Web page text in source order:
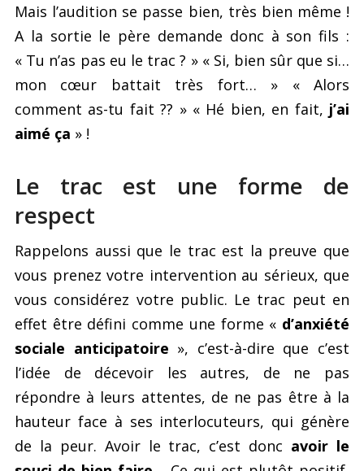
Mais l’audition se passe bien, très bien même !
A la sortie le père demande donc à son fils :
« Tu n’as pas eu le trac ? » « Si, bien sûr que si…
mon cœur battait très fort… » « Alors
comment as-tu fait ?? » « Hé bien, en fait, j’ai
aimé ça » !
Le trac est une forme de
respect
Rappelons aussi que le trac est la preuve que
vous prenez votre intervention au sérieux, que
vous considérez votre public. Le trac peut en
effet être défini comme une forme « d’anxiété
sociale anticipatoire », c’est-à-dire que c’est
l’idée de décevoir les autres, de ne pas
répondre à leurs attentes, de ne pas être à la
hauteur face à ses interlocuteurs, qui génère
de la peur. Avoir le trac, c’est donc avoir le